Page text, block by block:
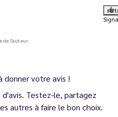
de l'auteur.
donner votre avis !
Testez-le, partagez
autres à faire le bon choix.